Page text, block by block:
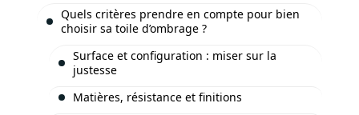
Quels critères prendre en compte pour bien
choisir sa toile d’ombrage ?
Surface et configuration : miser sur la
justesse
Matières, résistance et finitions